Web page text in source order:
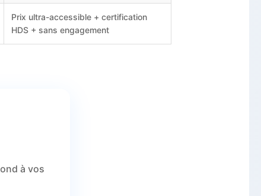
Prix ultra-accessible + certification
HDS + sans engagement
à vos